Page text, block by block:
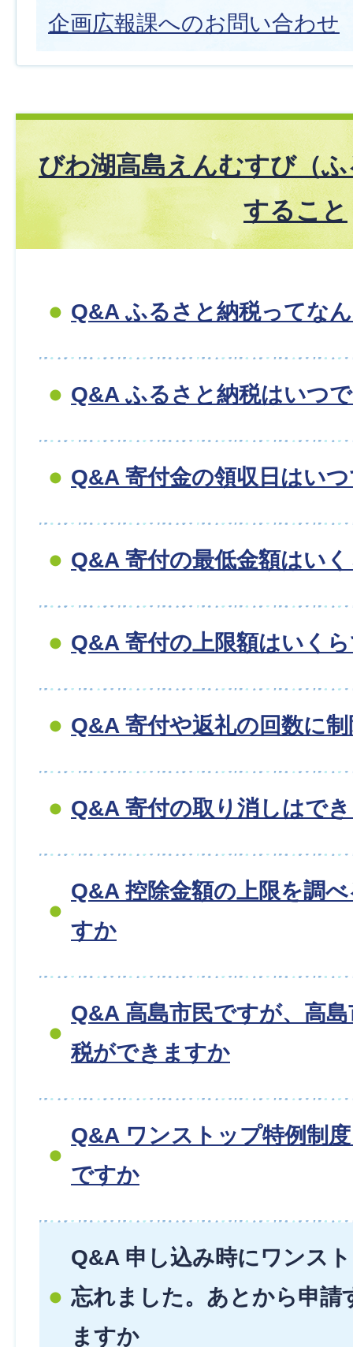
企画広報課へのお問い合わせ
びわ湖高島えんむすび（
すること
Q&A ふるさと納税ってな
Q&A ふるさと納税はいつ
Q&A 寄付金の領収日はい
Q&A 寄付の最低金額はい
Q&A 寄付の上限額はいく
Q&A 寄付や返礼の回数に
Q&A 寄付の取り消しはで
Q&A 控除金額の上限を調
すか
Q&A 高島市民ですが、高
税ができますか
Q&A ワンストップ特例制
ですか
Q&A 申し込み時にワンス
忘れました。あとから申請
ますか